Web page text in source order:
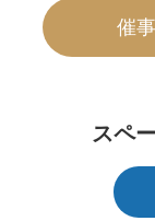
催
スペ